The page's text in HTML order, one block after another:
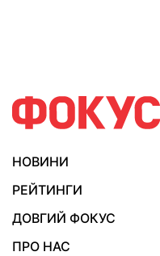
НОВИНИ
РЕЙТИНГИ
ДОВГИЙ ФОКУС
ПРО НАС